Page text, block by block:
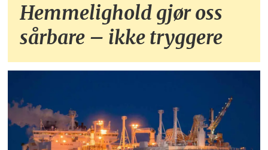
Hemmelighold gjør oss
sårbare – ikke tryggere